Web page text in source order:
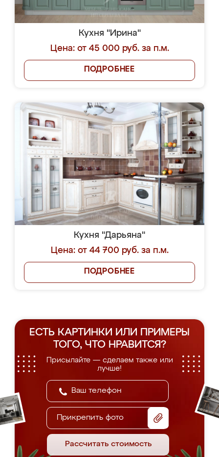
Кухня "Ирина"
Цена: от 45 000 руб. за п.м.
ПОДРОБНЕЕ
Кухня "Дарьяна"
Цена: от 44 700 руб. за п.м.
ПОДРОБНЕЕ
ЕСТЬ КАРТИНКИ ИЛИ ПРИМЕРЫ
ТОГО, ЧТО НРАВИТСЯ?
Присылайте — сделаем также или
лучше!
Прикрепить фото
Рассчитать стоимость